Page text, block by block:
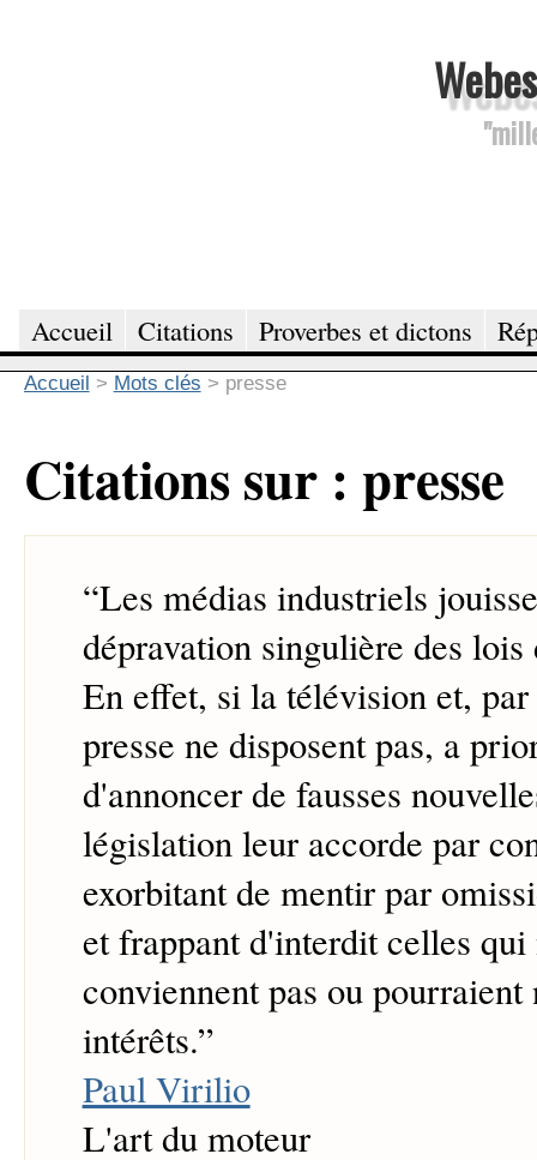
Accueil Citations Proverbes et dictons
Accueil > Mots clés > presse
Citations sur : presse
“Les médias industriels
dépravation singulière des
En effet, si la télévision et,
presse ne disposent pas, a
d'annoncer de fausses
législation leur accorde par
exorbitant de mentir par
et frappant d'interdit celles qui
conviennent pas ou pourraient
intérêts.”
Paul Virilio
L'art du moteur